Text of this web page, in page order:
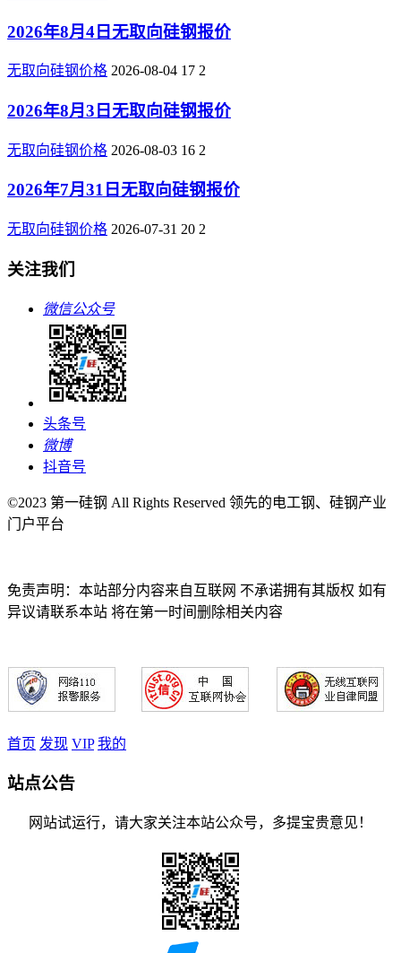
2026年8月4日无取向硅钢报价
无取向硅钢价格 2026-08-04 17 2
2026年8月3日无取向硅钢报价
无取向硅钢价格 2026-08-03 16 2
2026年7月31日无取向硅钢报价
无取向硅钢价格 2026-07-31 20 2
关注我们
微信公众号
头条号
微博
抖音号
©2023 第一硅钢 All Rights Reserved 领先的电工钢、硅钢产业
门户平台
免责声明：本站部分内容来自互联网 不承诺拥有其版权 如有
异议请联系本站 将在第一时间删除相关内容
首页 发现 VIP 我的
站点公告
网站试运行，请大家关注本站公众号，多提宝贵意见！